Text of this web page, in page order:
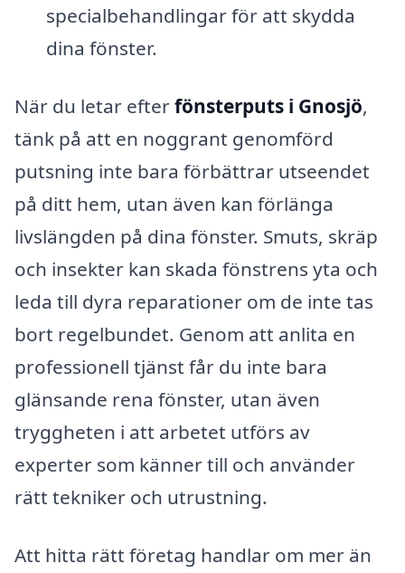
specialbehandlingar för att skydda
dina fönster.
När du letar efterfönsterputs i Gnosjö,
tänk på att en noggrant genomförd
putsning inte bara förbättrar utseendet
på ditt hem, utan även kan förlänga
livslängden på dina fönster. Smuts, skräp
och insekter kan skada fönstrens yta och
leda till dyra reparationer om de inte tas
bort regelbundet. Genom att anlita en
professionell tjänst får du inte bara
glänsande rena fönster, utan även
tryggheten i att arbetet utförs av
experter som känner till och använder
rätt tekniker och utrustning.
Att hitta rätt företag handlar om mer än